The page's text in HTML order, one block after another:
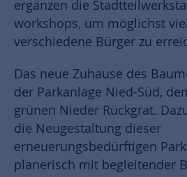
ergänzen die
workshops, um möglichst
verschiedene Bürger zu
Das neue Zuhause des
der Parkanlage Nied-Süd,
grünen Nieder Rückgrat.
die Neugestaltung dieser
erneuerungsbedürftigen
planerisch mit begleitender